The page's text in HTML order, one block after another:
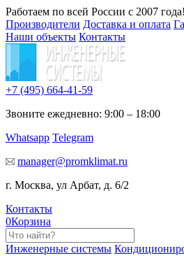
Работаем по всей России с 2007 года!
Производители Доставка и оплата
Наши объекты Контакты
+7 (495) 664-41-59
Звоните ежедневно: 9:00 – 18:00
Whatsapp Telegram
manager@promklimat.ru
г. Москва, ул Арбат, д. 6/2
Контакты
0Корзина
Инженерные системы